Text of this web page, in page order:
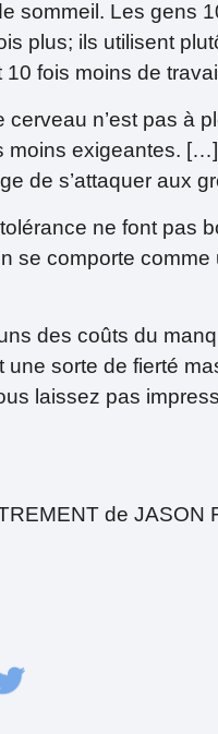
sommeil. Les gens
plus; ils utilisent
10 fois moins de
cerveau n’est pas à
moins exigeantes.
de s’attaquer aux
ne font pas
se comporte
des coûts du
sorte de fierté
laissez pas
de JASON